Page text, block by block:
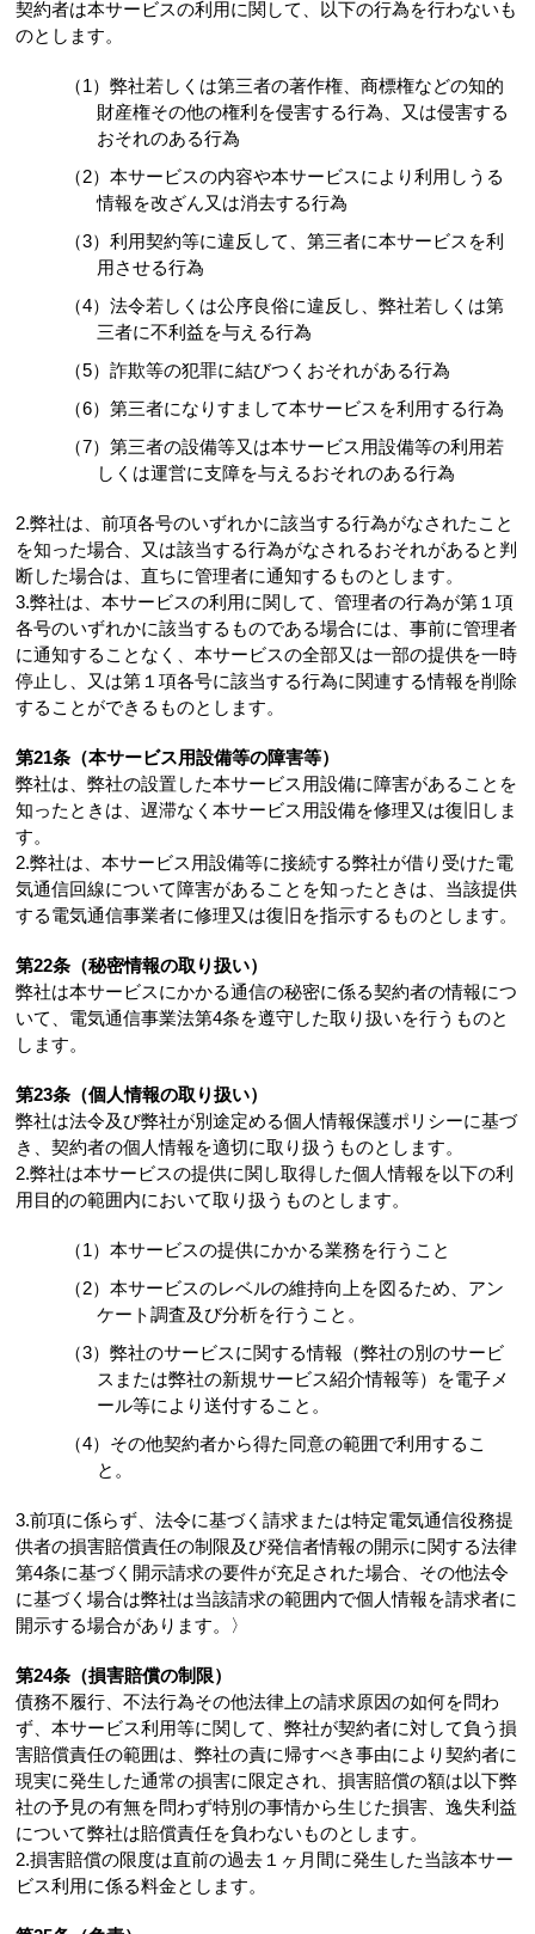
契約者は本サービスの利用に関して、以下の行為を行わないも
のとします。
（1）弊社若しくは第三者の著作権、商標権などの知的
財産権その他の権利を侵害する行為、又は侵害する
おそれのある行為
（2）本サービスの内容や本サービスにより利用しうる
情報を改ざん又は消去する行為
（3）利用契約等に違反して、第三者に本サービスを利
用させる行為
（4）法令若しくは公序良俗に違反し、弊社若しくは第
三者に不利益を与える行為
（5）詐欺等の犯罪に結びつくおそれがある行為
（6）第三者になりすまして本サービスを利用する行為
（7）第三者の設備等又は本サービス用設備等の利用若
しくは運営に支障を与えるおそれのある行為
2.弊社は、前項各号のいずれかに該当する行為がなされたこと
を知った場合、又は該当する行為がなされるおそれがあると判
断した場合は、直ちに管理者に通知するものとします。
3.弊社は、本サービスの利用に関して、管理者の行為が第１項
各号のいずれかに該当するものである場合には、事前に管理者
に通知することなく、本サービスの全部又は一部の提供を一時
停止し、又は第１項各号に該当する行為に関連する情報を削除
することができるものとします。
第21条（本サービス用設備等の障害等）
弊社は、弊社の設置した本サービス用設備に障害があることを
知ったときは、遅滞なく本サービス用設備を修理又は復旧しま
す。
2.弊社は、本サービス用設備等に接続する弊社が借り受けた電
気通信回線について障害があることを知ったときは、当該提供
する電気通信事業者に修理又は復旧を指示するものとします。
第22条（秘密情報の取り扱い）
弊社は本サービスにかかる通信の秘密に係る契約者の情報につ
いて、電気通信事業法第4条を遵守した取り扱いを行うものと
します。
第23条（個人情報の取り扱い）
弊社は法令及び弊社が別途定める個人情報保護ポリシーに基づ
き、契約者の個人情報を適切に取り扱うものとします。
2.弊社は本サービスの提供に関し取得した個人情報を以下の利
用目的の範囲内において取り扱うものとします。
（1）本サービスの提供にかかる業務を行うこと
（2）本サービスのレベルの維持向上を図るため、アン
ケート調査及び分析を行うこと。
（3）弊社のサービスに関する情報（弊社の別のサービ
スまたは弊社の新規サービス紹介情報等）を電子メ
ール等により送付すること。
（4）その他契約者から得た同意の範囲で利用するこ
と。
3.前項に係らず、法令に基づく請求または特定電気通信役務提
供者の損害賠償責任の制限及び発信者情報の開示に関する法律
第4条に基づく開示請求の要件が充足された場合、その他法令
に基づく場合は弊社は当該請求の範囲内で個人情報を請求者に
開示する場合があります。〉
第24条（損害賠償の制限）
債務不履行、不法行為その他法律上の請求原因の如何を問わ
ず、本サービス利用等に関して、弊社が契約者に対して負う損
害賠償責任の範囲は、弊社の責に帰すべき事由により契約者に
現実に発生した通常の損害に限定され、損害賠償の額は以下弊
社の予見の有無を問わず特別の事情から生じた損害、逸失利益
について弊社は賠償責任を負わないものとします。
2.損害賠償の限度は直前の過去１ヶ月間に発生した当該本サー
ビス利用に係る料金とします。